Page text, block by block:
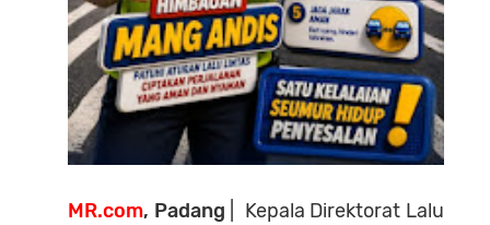
MR.com, Padang
| Kepala Direktorat Lalu